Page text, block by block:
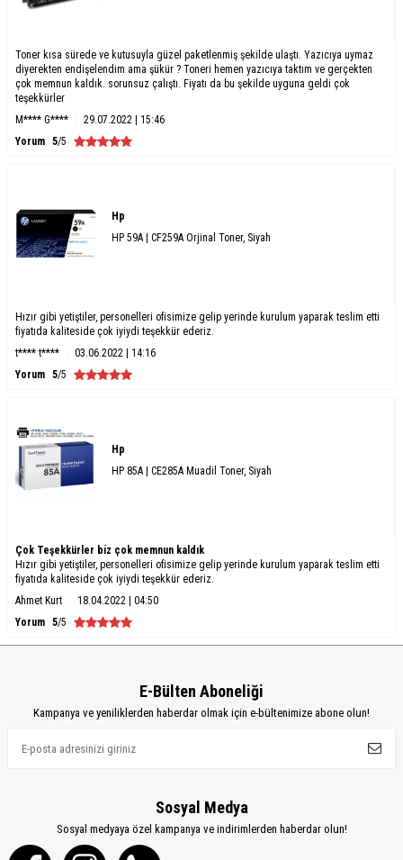
Toner kısa sürede ve kutusuyla güzel paketlenmiş şekilde ulaştı. Yazıcıya uymaz
diyerekten endişelendim ama şükür ? Toneri hemen yazıcıya taktım ve gerçekten
çok memnun kaldık. sorunsuz çalıştı. Fiyatı da bu şekilde uyguna geldi çok
teşekkürler
M**** G****
29.07.2022 | 15:46
Yorum 5/5
Hp
HP 59A | CF259A Orjinal Toner, Siyah
Hızır gibi yetiştiler, personelleri ofisimize gelip yerinde kurulum yaparak teslim etti
fiyatıda kaliteside çok iyiydi teşekkür ederiz.
t**** t****
03.06.2022 | 14:16
Yorum 5/5
Hp
HP 85A | CE285A Muadil Toner, Siyah
Çok Teşekkürler biz çok memnun kaldık
Hızır gibi yetiştiler, personelleri ofisimize gelip yerinde kurulum yaparak teslim etti
fiyatıda kaliteside çok iyiydi teşekkür ederiz.
Ahmet Kurt
18.04.2022 | 04:50
Yorum 5/5
E-Bülten Aboneliği
Kampanya ve yeniliklerden haberdar olmak için e-bültenimize abone olun!
Sosyal Medya
Sosyal medyaya özel kampanya ve indirimlerden haberdar olun!